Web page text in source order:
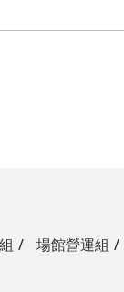
場館營運組